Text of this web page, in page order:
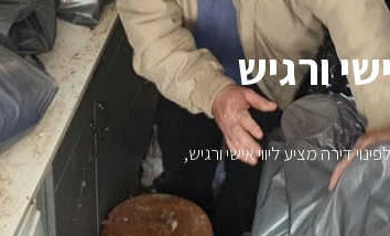
ורגיש
דירה מציע ליווי אישי ורגיש,